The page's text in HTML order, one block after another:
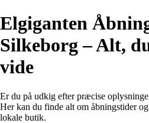
Elgiganten
Silkeborg – Alt,
vide
Er du på udkig efter præcise
Her kan du finde alt om åbningstider
lokale butik.